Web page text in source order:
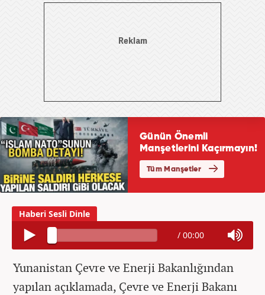
/ 00:00
Yunanistan Çevre ve Enerji Bakanlığından
yapılan açıklamada, Çevre ve Enerji Bakanı